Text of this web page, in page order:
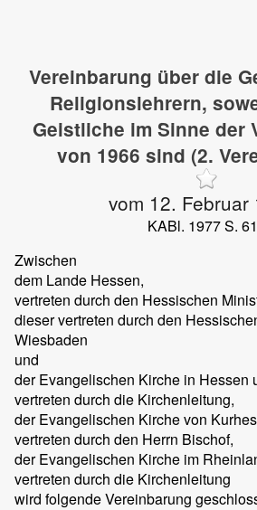
Vereinbarung über die
Religionslehrern,
Geistliche im Sinne der
von 1966 sind (2.
vom 12. Februar
KABl. 1977 S. 61
Zwischen
dem Lande Hessen,
vertreten durch den Hessischen
dieser vertreten durch den
Wiesbaden
und
der Evangelischen Kirche in Hessen
vertreten durch die Kirchenleitung,
der Evangelischen Kirche von
vertreten durch den Herrn Bischof,
der Evangelischen Kirche im
vertreten durch die Kirchenleitung
wird folgende Vereinbarung